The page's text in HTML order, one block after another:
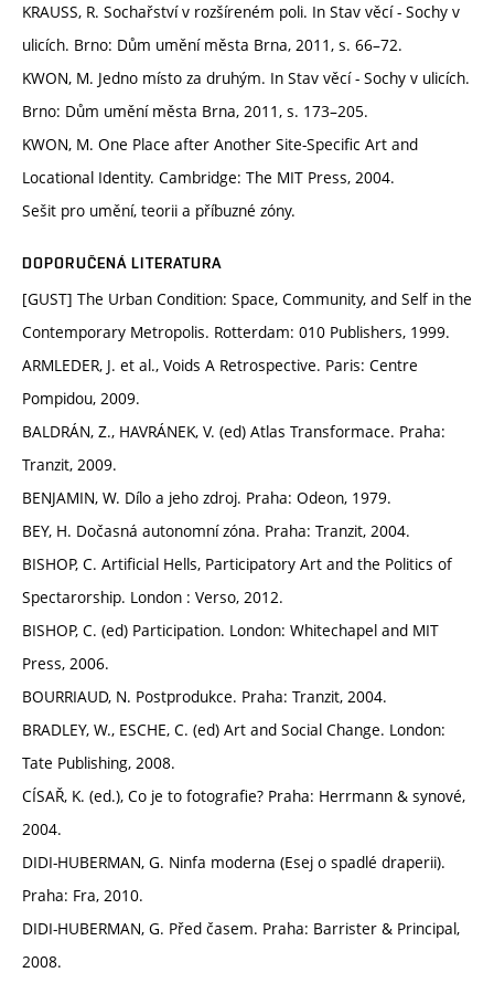
KRAUSS, R. Sochařství v rozšíreném poli. In Stav věcí - Sochy v
ulicích. Brno: Dům umění města Brna, 2011, s. 66–72.
KWON, M. Jedno místo za druhým. In Stav věcí - Sochy v ulicích.
Brno: Dům umění města Brna, 2011, s. 173–205.
KWON, M. One Place after Another Site-Specific Art and
Locational Identity. Cambridge: The MIT Press, 2004.
Sešit pro umění, teorii a příbuzné zóny.
DOPORUČENÁ LITERATURA
[GUST] The Urban Condition: Space, Community, and Self in the
Contemporary Metropolis. Rotterdam: 010 Publishers, 1999.
ARMLEDER, J. et al., Voids A Retrospective. Paris: Centre
Pompidou, 2009.
BALDRÁN, Z., HAVRÁNEK, V. (ed) Atlas Transformace. Praha:
Tranzit, 2009.
BENJAMIN, W. Dílo a jeho zdroj. Praha: Odeon, 1979.
BEY, H. Dočasná autonomní zóna. Praha: Tranzit, 2004.
BISHOP, C. Artificial Hells, Participatory Art and the Politics of
Spectarorship. London : Verso, 2012.
BISHOP, C. (ed) Participation. London: Whitechapel and MIT
Press, 2006.
BOURRIAUD, N. Postprodukce. Praha: Tranzit, 2004.
BRADLEY, W., ESCHE, C. (ed) Art and Social Change. London:
Tate Publishing, 2008.
CÍSAŘ, K. (ed.), Co je to fotografie? Praha: Herrmann & synové,
2004.
DIDI-HUBERMAN, G. Ninfa moderna (Esej o spadlé draperii).
Praha: Fra, 2010.
DIDI-HUBERMAN, G. Před časem. Praha: Barrister & Principal,
2008.